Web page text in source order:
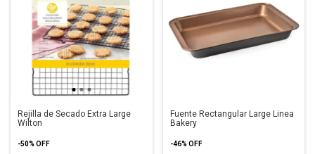
Rejilla de Secado Extra Large
Wilton
-50% OFF
Fuente Rectangular Large Linea
Bakery
-46% OFF